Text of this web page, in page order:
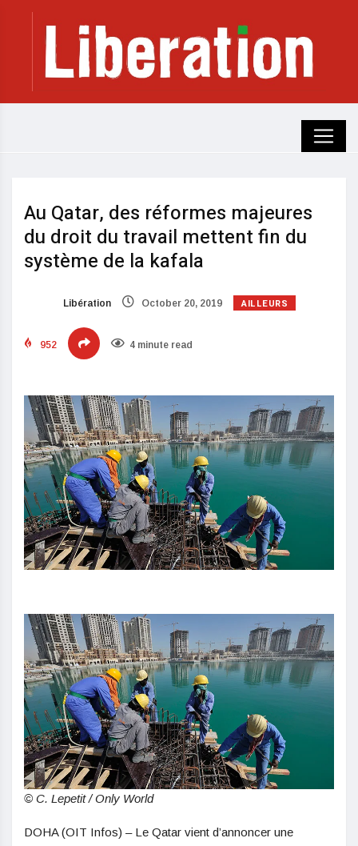
Au Qatar, des réformes majeures
du droit du travail mettent fin du
système de la kafala
Libération October 20, 2019 AILLEURS
952 4 minute read
© C. Lepetit / Only World
DOHA (OIT Infos) – Le Qatar vient d’annoncer une